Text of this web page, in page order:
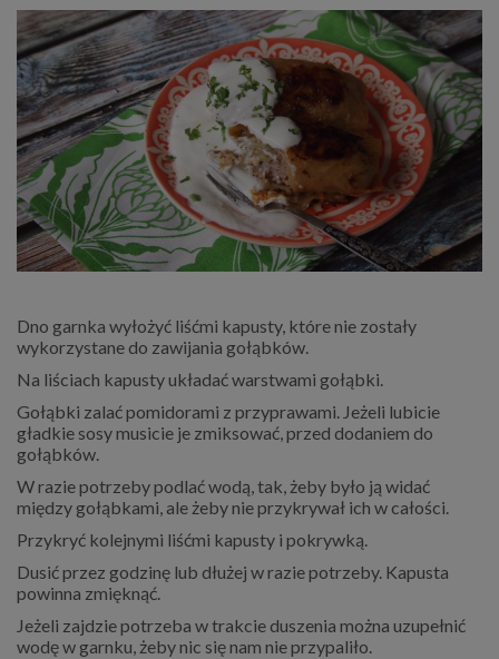
Dno garnka wyłożyć liśćmi kapusty, które nie zostały
wykorzystane do zawijania gołąbków.
Na liściach kapusty układać warstwami gołąbki.
Gołąbki zalać pomidorami z przyprawami. Jeżeli lubicie
gładkie sosy musicie je zmiksować, przed dodaniem do
gołąbków.
W razie potrzeby podlać wodą, tak, żeby było ją widać
między gołąbkami, ale żeby nie przykrywał ich w całości.
Przykryć kolejnymi liśćmi kapusty i pokrywką.
Dusić przez godzinę lub dłużej w razie potrzeby. Kapusta
powinna zmięknąć.
Jeżeli zajdzie potrzeba w trakcie duszenia można uzupełnić
wodę w garnku, żeby nic się nam nie przypaliło.